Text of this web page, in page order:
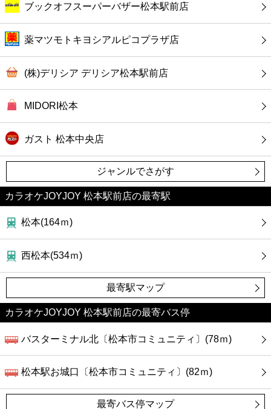
ブックオフスーパーバザー松本駅前店
薬マツモトキヨシアルピコプラザ店
(株)デリシア デリシア松本駅前店
MIDORI松本
ガスト 松本中央店
ジャンルでさがす
カラオケJOYJOY 松本駅前店の最寄駅
松本(164ｍ)
西松本(534ｍ)
最寄駅マップ
カラオケJOYJOY 松本駅前店の最寄バス停
バスターミナル北〔松本市コミュニティ〕(78ｍ)
松本駅お城口〔松本市コミュニティ〕(82ｍ)
最寄バス停マップ